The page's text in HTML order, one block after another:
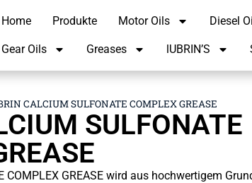
Home Produkte Motor Oils Diesel
Gear Oils Greases lUBRIN’S
CALCIUM SULFONATE COMPLEX GREASE
SULFONATE
COMPLEX GREASE wird aus hochwertigem